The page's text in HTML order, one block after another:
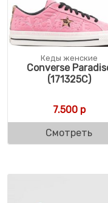
Кеды женские
Converse
(171325C)
7.500р
Смотреть